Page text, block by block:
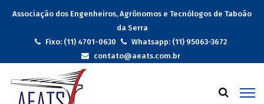
Associação dos Engenheiros, Agrônomos e Tecnólogos de Taboão
da Serra
Fixo: (11) 4701-0630
Whatsapp: (11) 95063-3672
contato@aeats.com.br